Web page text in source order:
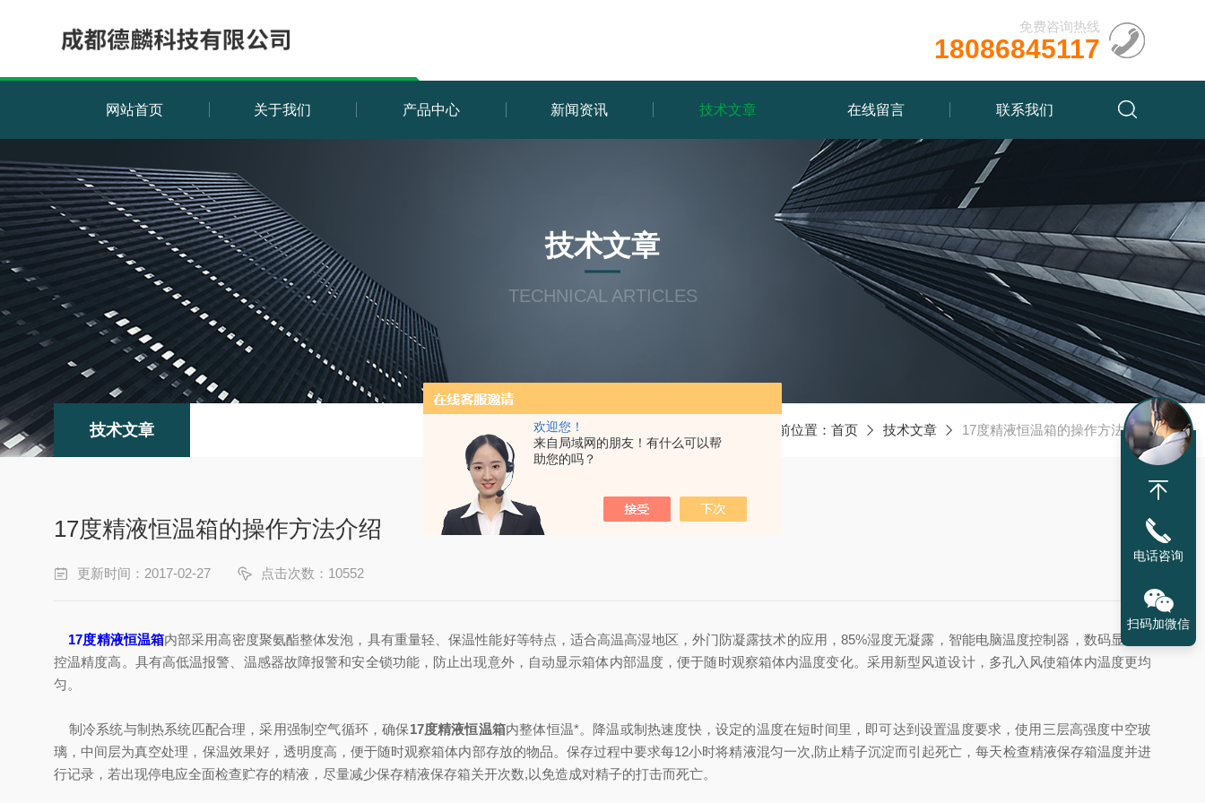
欢迎您！
来自局域网的朋友！有什么可以帮
助您的吗？
免费咨询热线
18086845117
网站首页 关于我们 产品中心 新闻资讯 技术文章 在线留言 联系我们
技术文章
TECHNICAL ARTICLES
技术文章 当前位置： 首页 技术文章 17度精液恒温箱的操作方法介绍
17度精液恒温箱的操作方法介绍
更新时间：2017-02-27 点击次数：10552
17度精液恒温箱内部采用高密度聚氨酯整体发泡，具有重量轻、保温性能好等特点，适合高温高湿地区，外门防凝露技术的应用，85%湿度无凝露，智能电脑温度控制器，数码显示、
控温精度高。具有高低温报警、温感器故障报警和安全锁功能，防止出现意外，自动显示箱体内部温度，便于随时观察箱体内温度变化。采用新型风道设计，多孔入风使箱体内温度更均
匀。
制冷系统与制热系统匹配合理，采用强制空气循环，确保17度精液恒温箱内整体恒温*。降温或制热速度快，设定的温度在短时间里，即可达到设置温度要求，使用三层高强度中空玻
璃，中间层为真空处理，保温效果好，透明度高，便于随时观察箱体内部存放的物品。保存过程中要求每12小时将精液混匀一次,防止精子沉淀而引起死亡，每天检查精液保存箱温度并进
行记录，若出现停电应全面检查贮存的精液，尽量减少保存精液保存箱关开次数,以免造成对精子的打击而死亡。
电话咨询
扫码加微信